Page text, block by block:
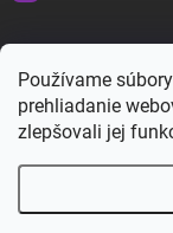
Používame
prehliadanie
zlepšovali jej